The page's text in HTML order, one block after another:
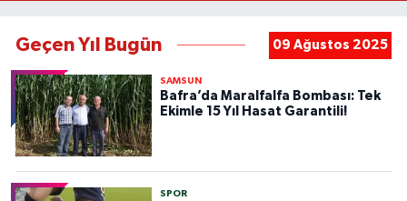
Geçen Yıl Bugün 09 Ağustos 2025
SAMSUN
Bafra’da Maralfalfa Bombası: Tek
Ekimle 15 Yıl Hasat Garantili!
SPOR